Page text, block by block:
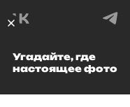
©
Угадайте, где
настоящее фото